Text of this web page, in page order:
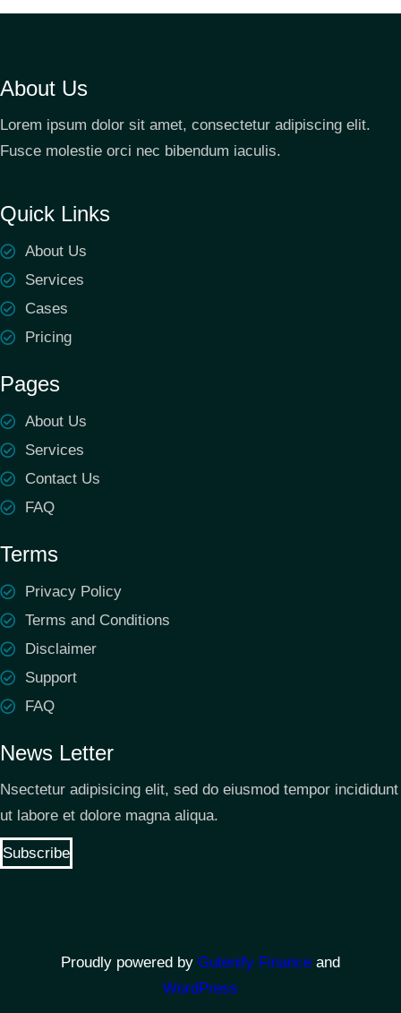
About Us
Lorem ipsum dolor sit amet, consectetur adipiscing elit.
Fusce molestie orci nec bibendum iaculis.
Quick Links
About Us
Services
Cases
Pricing
Pages
About Us
Services
Contact Us
FAQ
Terms
Privacy Policy
Terms and Conditions
Disclaimer
Support
FAQ
News Letter
Nsectetur adipisicing elit, sed do eiusmod tempor incididunt
ut labore et dolore magna aliqua.
Subscribe
Proudly powered by Gutenify Finance and
WordPress